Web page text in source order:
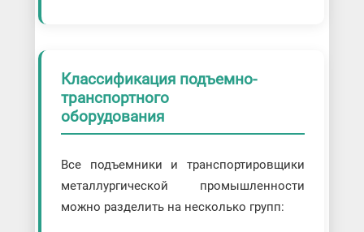
Классификация подъемно-
транспортного
оборудования
Все подъемники и транспортировщики
металлургической промышленности
можно разделить на несколько групп: